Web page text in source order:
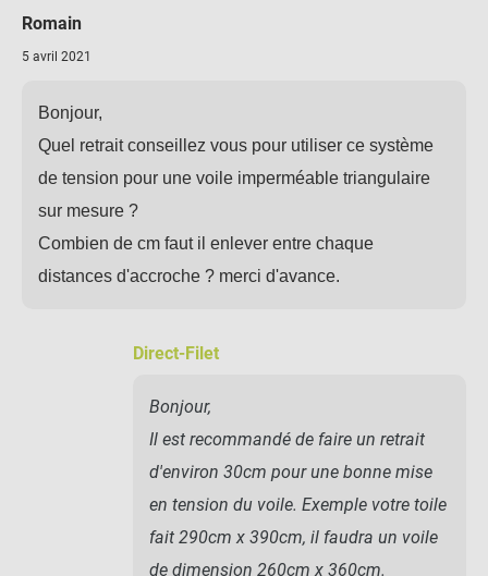
Romain
5 avril 2021
Bonjour,
Quel retrait conseillez vous pour utiliser ce système
de tension pour une voile imperméable triangulaire
sur mesure ?
Combien de cm faut il enlever entre chaque
distances d'accroche ? merci d'avance.
Direct-Filet
Bonjour,
Il est recommandé de faire un retrait
d'environ 30cm pour une bonne mise
en tension du voile. Exemple votre toile
fait 290cm x 390cm, il faudra un voile
de dimension 260cm x 360cm.